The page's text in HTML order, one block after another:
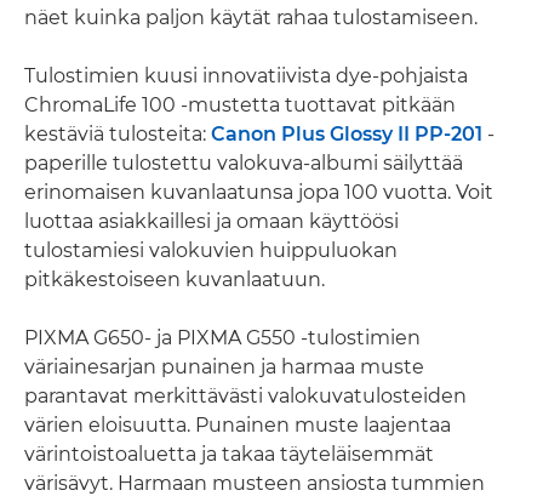
näet kuinka paljon käytät rahaa tulostamiseen.
Tulostimien kuusi innovatiivista dye-pohjaista
ChromaLife 100 -mustetta tuottavat pitkään
kestäviä tulosteita: Canon Plus Glossy II PP-201 -
paperille tulostettu valokuva-albumi säilyttää
erinomaisen kuvanlaatunsa jopa 100 vuotta. Voit
luottaa asiakkaillesi ja omaan käyttöösi
tulostamiesi valokuvien huippuluokan
pitkäkestoiseen kuvanlaatuun.
PIXMA G650- ja PIXMA G550 -tulostimien
väriainesarjan punainen ja harmaa muste
parantavat merkittävästi valokuvatulosteiden
värien eloisuutta. Punainen muste laajentaa
värintoistoaluetta ja takaa täyteläisemmät
värisävyt. Harmaan musteen ansiosta tummien